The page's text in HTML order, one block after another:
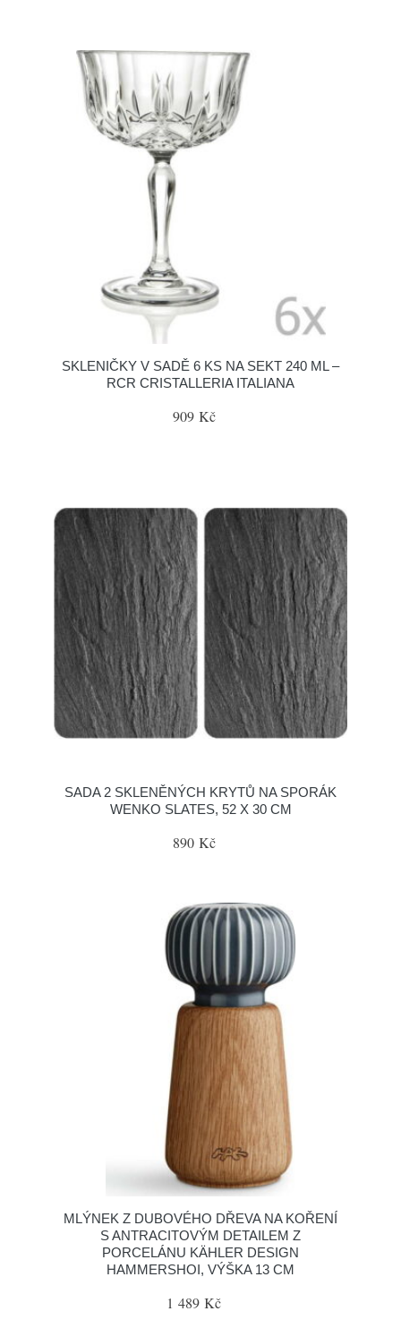
SKLENIČKY V SADĚ 6 KS NA SEKT 240 ML –
RCR CRISTALLERIA ITALIANA
909 Kč
SADA 2 SKLENĚNÝCH KRYTŮ NA SPORÁK
WENKO SLATES, 52 X 30 CM
890 Kč
MLÝNEK Z DUBOVÉHO DŘEVA NA KOŘENÍ
S ANTRACITOVÝM DETAILEM Z
PORCELÁNU KÄHLER DESIGN
HAMMERSHOI, VÝŠKA 13 CM
1 489 Kč